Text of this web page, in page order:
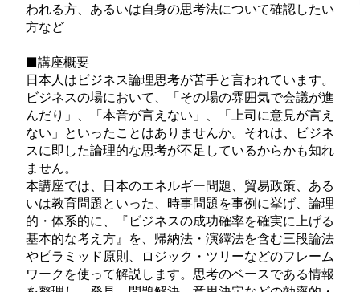
われる方、あるいは自身の思考法について確認したい
方など
■講座概要
日本人はビジネス論理思考が苦手と言われています。
ビジネスの場において、「その場の雰囲気で会議が進
んだり」、「本音が言えない」、「上司に意見が言え
ない」といったことはありませんか。それは、ビジネ
スに即した論理的な思考が不足しているからかも知れ
ません。
本講座では、日本のエネルギー問題、貿易政策、ある
いは教育問題といった、時事問題を事例に挙げ、論理
的・体系的に、『ビジネスの成功確率を確実に上げる
基本的な考え方』を、帰納法・演繹法を含む三段論法
やピラミッド原則、ロジック・ツリーなどのフレーム
ワークを使って解説します。思考のベースである情報